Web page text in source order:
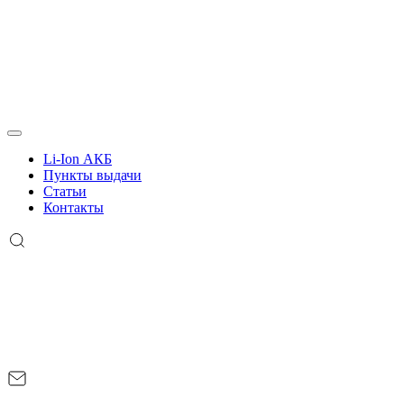
Li-Ion АКБ
Пункты выдачи
Статьи
Контакты